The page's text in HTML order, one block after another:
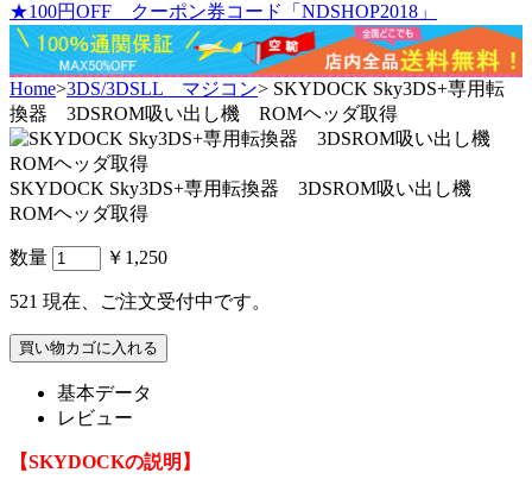
★100円OFF クーポン券コード「NDSHOP2018」
Home>3DS/3DSLL マジコン> SKYDOCK Sky3DS+専用転
換器 3DSROM吸い出し機 ROMヘッダ取得
SKYDOCK Sky3DS+専用転換器 3DSROM吸い出し機
ROMヘッダ取得
数量 ￥1,250
521 現在、ご注文受付中です。
基本データ
レビュー
【SKYDOCKの説明】